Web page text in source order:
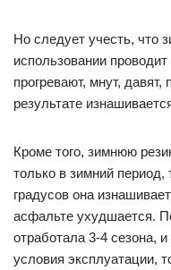
Но следует учесть, что
использовании
прогревают, мнут,
результате
Кроме того, зимнюю
только в зимний
градусов она
асфальте ухудшается.
отработала 3-4 сезона,
условия эксплуатации,